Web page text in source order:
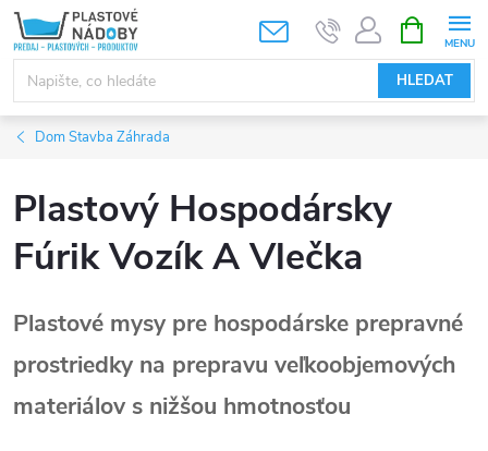
Přejít
na
obsah
HLEDAT
NÁKUPNÍ
KOŠÍK
Dom Stavba Záhrada
Plastový Hospodársky
Fúrik Vozík A Vlečka
Plastové mysy pre hospodárske prepravné
prostriedky na prepravu veľkoobjemových
materiálov s nižšou hmotnosťou